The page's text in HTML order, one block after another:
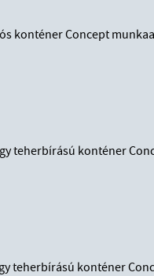
konténer Concept
teherbírású konténer
teherbírású konténer